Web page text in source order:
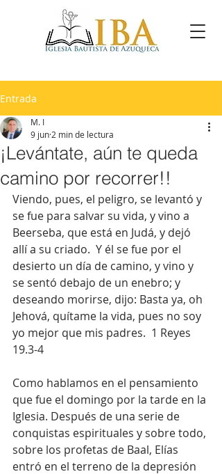
Entrada
¡Levántate, aún te queda
camino por recorrer!!
M. I
9 jun 2 min de lectura
Viendo, pues, el peligro, se levantó y
se fue para salvar su vida, y vino a
Beerseba, que está en Judá, y dejó
allí a su criado.  Y él se fue por el
desierto un día de camino, y vino y
se sentó debajo de un enebro; y
deseando morirse, dijo: Basta ya, oh
Jehová, quítame la vida, pues no soy
yo mejor que mis padres.  1 Reyes
19.3-4
Como hablamos en el pensamiento
que fue el domingo por la tarde en la
Iglesia. Después de una serie de
conquistas espirituales y sobre todo,
sobre los profetas de Baal, Elías
entró en el terreno de la depresión